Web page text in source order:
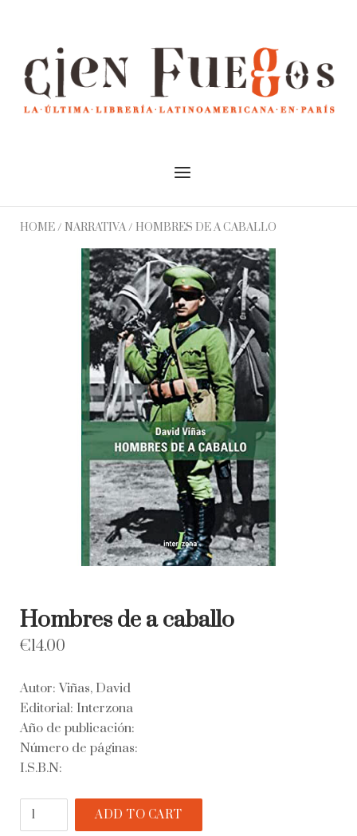
Menu
HOME/ NARRATIVA/ HOMBRES DE A CABALLO
Hombres de a caballo
€14.00
Autor: Viñas, David
Editorial: Interzona
Año de publicación:
Número de páginas:
I.S.B.N:
Hombres
ADD TO CART